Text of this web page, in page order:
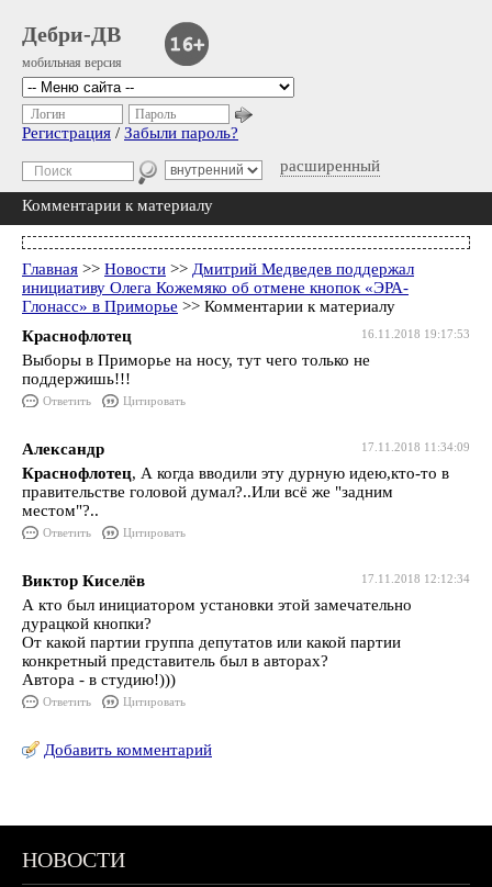
Дебри-ДВ
мобильная версия
расширенный
Логин Пароль
Регистрация / Забыли пароль?
Комментарии к материалу
Главная >> Новости >> Дмитрий Медведев поддержал
инициативу Олега Кожемяко об отмене кнопок «ЭРА-
Глонасс» в Приморье >> Комментарии к материалу
16.11.2018 19:17:53
Краснофлотец
Выборы в Приморье на носу, тут чего только не
поддержишь!!!
Ответить Цитировать
17.11.2018 11:34:09
Александр
Краснофлотец, А когда вводили эту дурную идею,кто-то в
правительстве головой думал?..Или всё же "задним
местом"?..
Ответить Цитировать
17.11.2018 12:12:34
Виктор Киселёв
А кто был инициатором установки этой замечательно
дурацкой кнопки?
От какой партии группа депутатов или какой партии
конкретный представитель был в авторах?
Автора - в студию!)))
Ответить Цитировать
Добавить комментарий
НОВОСТИ